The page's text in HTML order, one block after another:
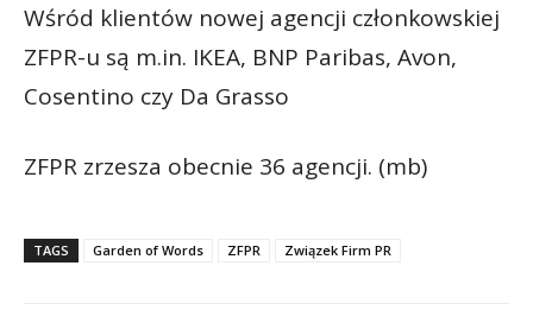
Wśród klientów nowej agencji członkowskiej
ZFPR-u są m.in. IKEA, BNP Paribas, Avon,
Cosentino czy Da Grasso
ZFPR zrzesza obecnie 36 agencji. (mb)
TAGS Garden of Words ZFPR Związek Firm PR